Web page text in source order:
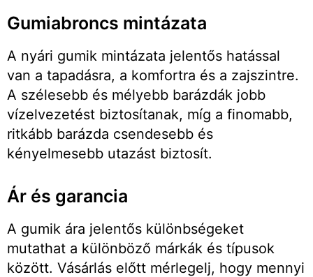
Gumiabroncs mintázata
A nyári gumik mintázata jelentős hatással
van a tapadásra, a komfortra és a zajszintre.
A szélesebb és mélyebb barázdák jobb
vízelvezetést biztosítanak, míg a finomabb,
ritkább barázda csendesebb és
kényelmesebb utazást biztosít.
Ár és garancia
A gumik ára jelentős különbségeket
mutathat a különböző márkák és típusok
között. Vásárlás előtt mérlegelj, hogy mennyi